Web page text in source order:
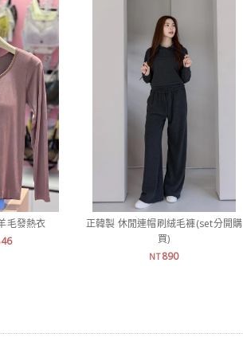
毛發熱衣
正韓製 休閒連帽刷絨毛褲(set分開購
買)
NT 890